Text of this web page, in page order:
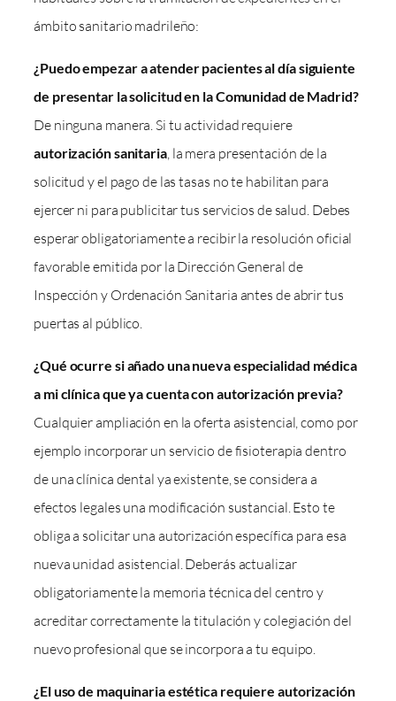
ámbito sanitario madrileño:
¿Puedo empezar a atender pacientes al día siguiente
de presentar la solicitud en la Comunidad de Madrid?
De ninguna manera. Si tu actividad requiere
autorización sanitaria, la mera presentación de la
solicitud y el pago de las tasas no te habilitan para
ejercer ni para publicitar tus servicios de salud. Debes
esperar obligatoriamente a recibir la resolución oficial
favorable emitida por la Dirección General de
Inspección y Ordenación Sanitaria antes de abrir tus
puertas al público.
¿Qué ocurre si añado una nueva especialidad médica
a mi clínica que ya cuenta con autorización previa?
Cualquier ampliación en la oferta asistencial, como por
ejemplo incorporar un servicio de fisioterapia dentro
de una clínica dental ya existente, se considera a
efectos legales una modificación sustancial. Esto te
obliga a solicitar una autorización específica para esa
nueva unidad asistencial. Deberás actualizar
obligatoriamente la memoria técnica del centro y
acreditar correctamente la titulación y colegiación del
nuevo profesional que se incorpora a tu equipo.
¿El uso de maquinaria estética requiere autorización